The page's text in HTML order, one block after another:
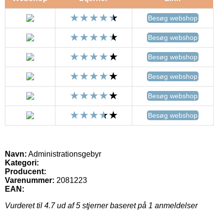
Besøg webshop
Besøg webshop
Besøg webshop
Besøg webshop
Besøg webshop
Besøg webshop
Navn: Administrationsgebyr
Kategori:
Producent:
Varenummer: 2081223
EAN:
Vurderet til 4.7ud af 5 stjerner baseret på 1 anmeldelser